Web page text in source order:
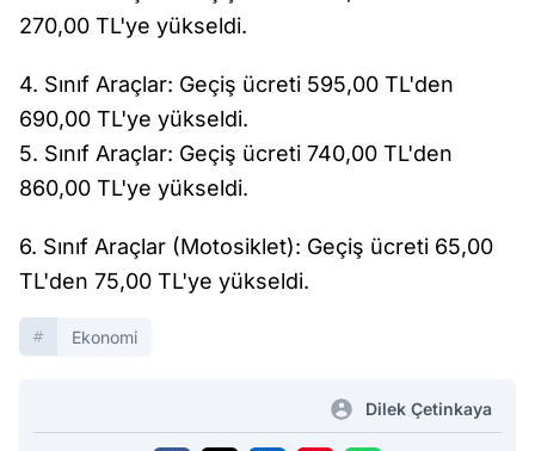
270,00 TL'ye yükseldi.
4. Sınıf Araçlar: Geçiş ücreti 595,00 TL'den
690,00 TL'ye yükseldi.
5. Sınıf Araçlar: Geçiş ücreti 740,00 TL'den
860,00 TL'ye yükseldi.
6. Sınıf Araçlar (Motosiklet): Geçiş ücreti 65,00
TL'den 75,00 TL'ye yükseldi.
Ekonomi
Dilek Çetinkaya